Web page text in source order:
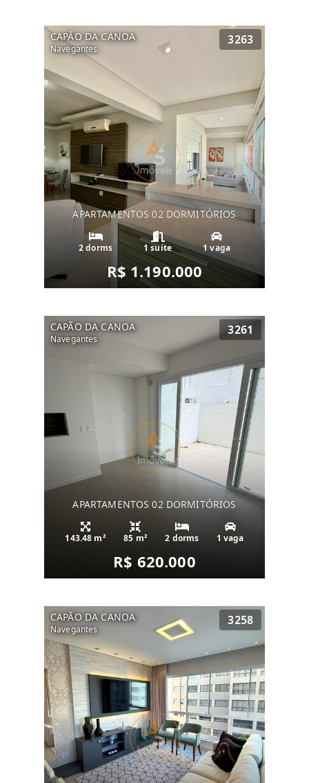
CAPÃO DA CANOA
Navegantes
3263
APARTAMENTOS 02 DORMITÓRIOS
2 dorms 1 suíte 1 vaga
R$ 1.190.000
CAPÃO DA CANOA
Navegantes
3261
APARTAMENTOS 02 DORMITÓRIOS
143.48 m² 85 m² 2 dorms 1 vaga
R$ 620.000
CAPÃO DA CANOA
Navegantes
3258